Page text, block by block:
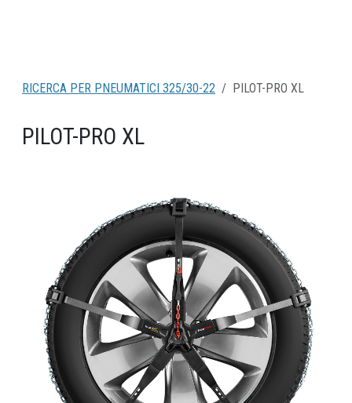
RICERCA PER PNEUMATICI 325/30-22 PILOT-PRO XL
PILOT-PRO XL